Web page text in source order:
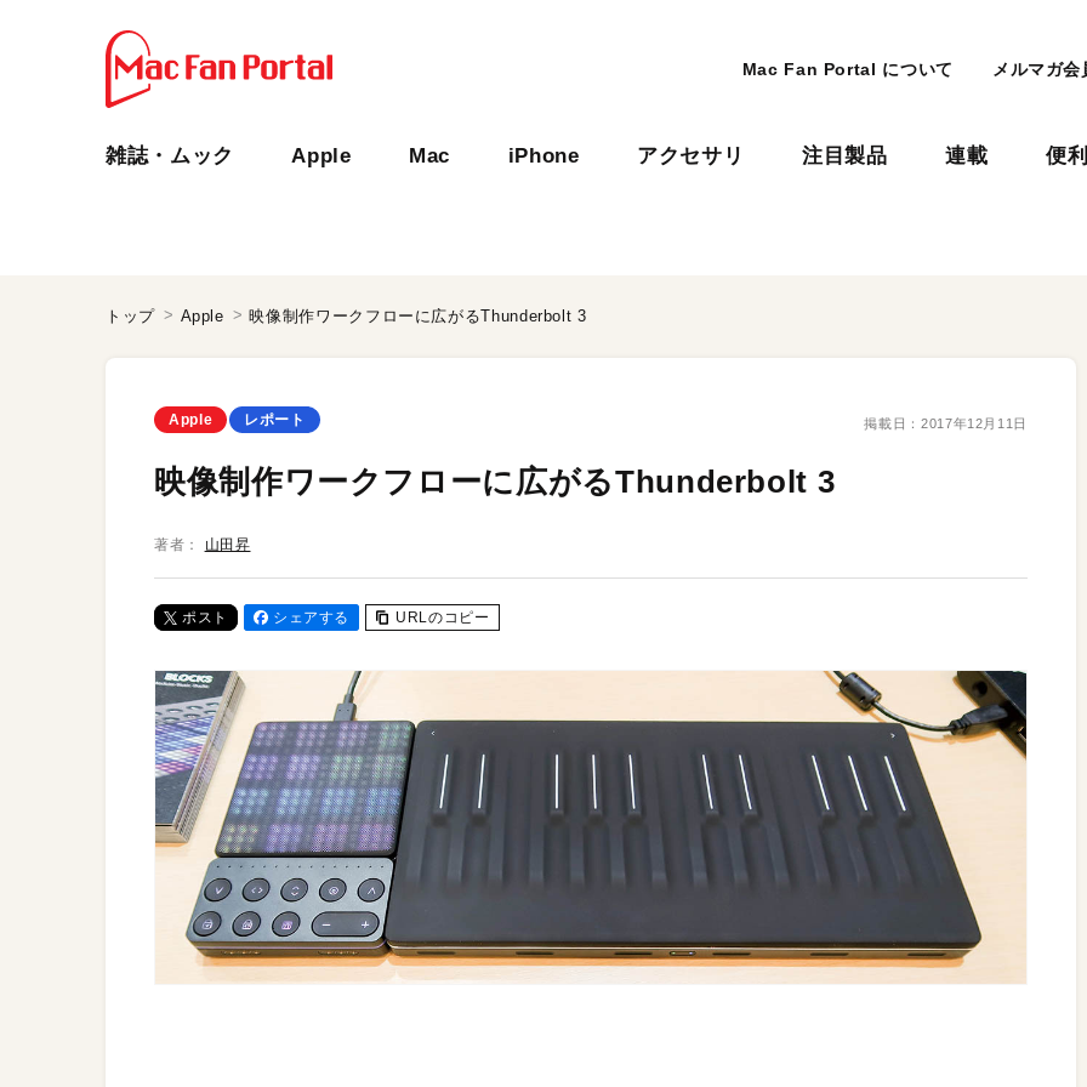
Mac Fan Portal について メルマガ会
雑誌・ムック Apple Mac iPhone アクセサリ 注目製品 連載 便
トップ Apple 映像制作ワークフローに広がるThunderbolt 3
Apple レポート 掲載日： 2017年12月11日
映像制作ワークフローに広がるThunderbolt 3
著者： 山田昇
ポスト シェアする URLのコピー